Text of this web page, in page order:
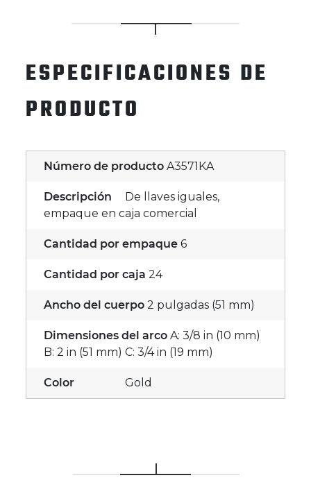
ESPECIFICACIONES DE
PRODUCTO
Número de producto A3571KA
Descripción
De llaves iguales,
empaque en caja comercial
Cantidad por empaque 6
Cantidad por caja 24
Ancho del cuerpo 2 pulgadas (51 mm)
Dimensiones del arco A: 3/8 in (10 mm)
B: 2 in (51 mm) C: 3/4 in (19 mm)
Color Gold